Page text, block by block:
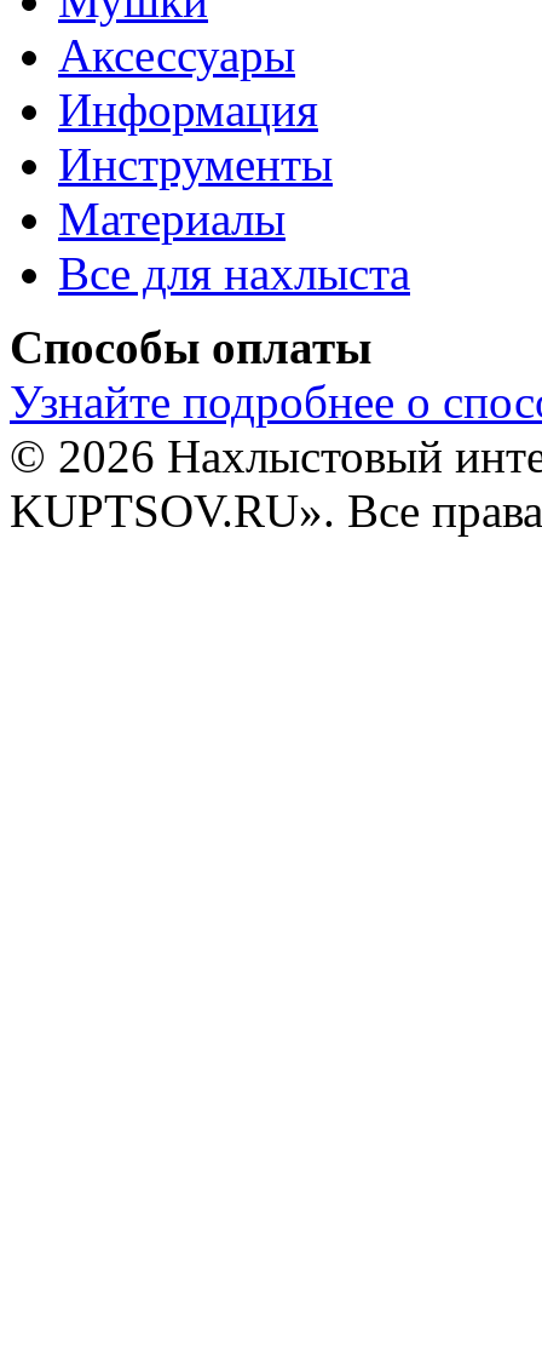
Аксессуары
Информация
Инструменты
Материалы
Все для нахлыста
Способы оплаты
Узнайте подробнее о
© 2026 Нахлыстовый
KUPTSOV.RU». Все